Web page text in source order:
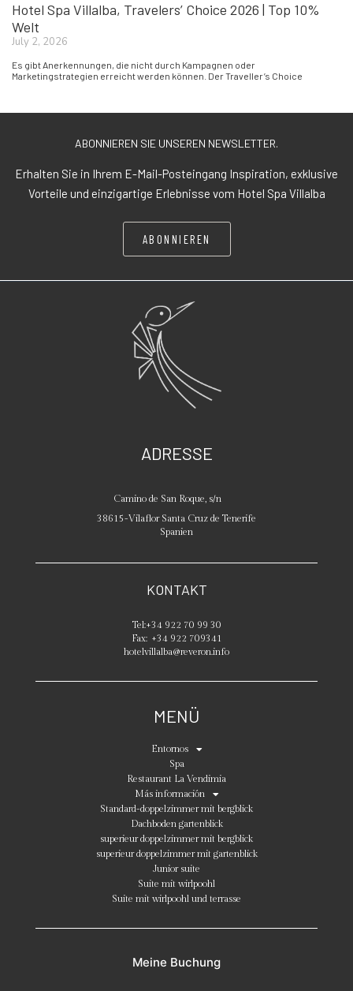
Hotel Spa Villalba, Travelers’ Choice 2026 | Top 10%
Welt
July 2, 2026
Es gibt Anerkennungen, die nicht durch Kampagnen oder
Marketingstrategien erreicht werden können. Der Traveller’s Choice
ABONNIEREN SIE UNSEREN NEWSLETTER.
Erhalten Sie in Ihrem E-Mail-Posteingang Inspiration, exklusive
Vorteile und einzigartige Erlebnisse vom Hotel Spa Villalba
ABONNIEREN
ADRESSE
Camino de San Roque, s/n
38615-Vilaflor Santa Cruz de Tenerife
Spanien
KONTAKT
Tel:+34 922 70 99 30
Fax: +34 922 709341
hotelvillalba@reveron.info
MENÜ
Entornos
Spa
Restaurant La Vendimia
Más información
Standard-doppelzimmer mit bergblick
Dachboden gartenblick
superieur doppelzimmer mit bergblick
superieur doppelzimmer mit gartenblick
Junior suite
Suite mit wirlpoohl
Suite mit wirlpoohl und terrasse
Meine Buchung